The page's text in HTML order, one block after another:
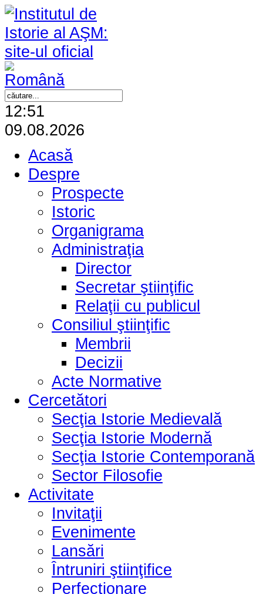
12:51
09.08.2026
Acasă
Despre
Prospecte
Istoric
Organigrama
Administraţia
Director
Secretar ştiinţific
Relaţii cu publicul
Consiliul ştiinţific
Membrii
Decizii
Acte Normative
Cercetători
Secţia Istorie Medievală
Secţia Istorie Modernă
Secţia Istorie Contemporană
Sector Filosofie
Activitate
Invitaţii
Evenimente
Lansări
Întruniri ştiinţifice
Perfecţionare